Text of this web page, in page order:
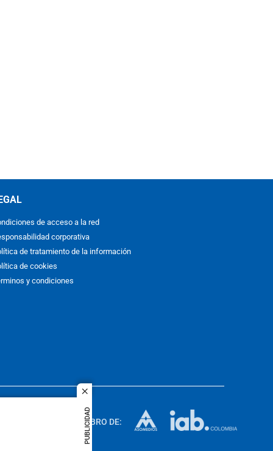
close
PUBLICIDAD
de acceso a la red
corporativa
de tratamiento de la información
de cookies
y condiciones
idioma
MIEMBRO DE: